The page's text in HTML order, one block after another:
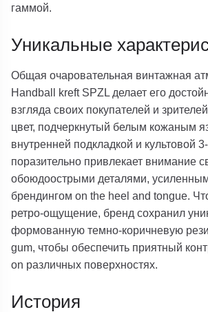
гаммой.
Уникальные
Общая очаровательная винтажная
Handball kreft SPZL делает его
взгляда своих покупателей и
цвет, подчеркнутый белым кожаным
внутренней подкладкой и культовой
поразительно привлекает внимание
обоюдоострыми деталями,
брендингом on the heel and tongue.
ретро-ощущение, бренд сохранил
формованную темно-коричневую
gum, чтобы обеспечить приятный
on различных поверхностях.
История